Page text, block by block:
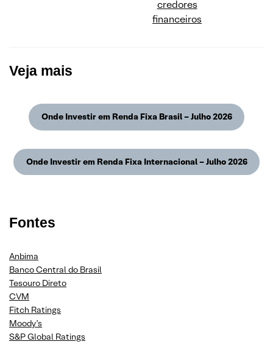
credores
financeiros
Veja mais
Onde Investir em Renda Fixa Brasil – Julho 2026
Onde Investir em Renda Fixa Internacional – Julho 2026
Fontes
Anbima
Banco Central do Brasil
Tesouro Direto
CVM
Fitch Ratings
Moody’s
S&P Global Ratings